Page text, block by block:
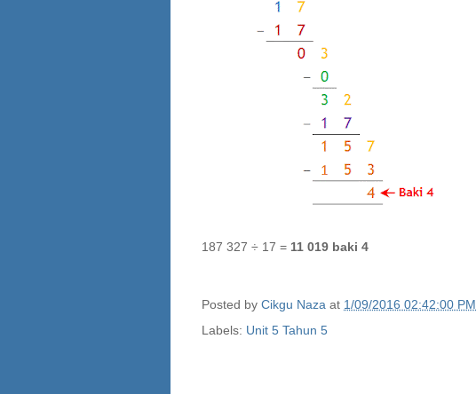
187 327 ÷ 17 = 11 019 baki 4
Posted by Cikgu Naza at 1/09/2016 02:42:00 PM
Labels: Unit 5 Tahun 5